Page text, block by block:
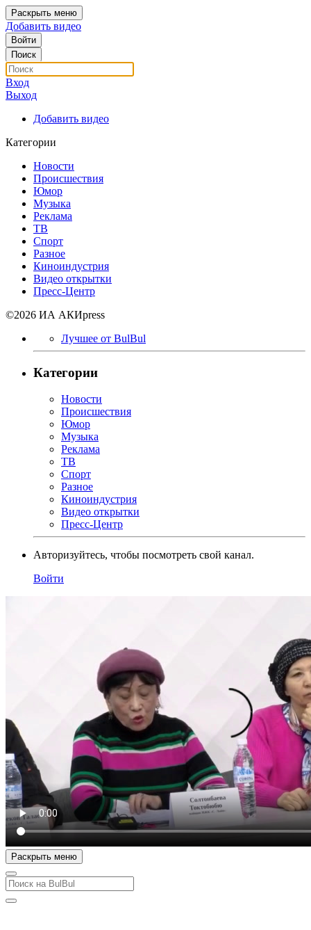
Раскрыть меню
Добавить видео
Войти
Поиск
Вход
Выход
Добавить видео
Категории
Новости
Происшествия
Юмор
Музыка
Реклама
ТВ
Спорт
Разное
Киноиндустрия
Видео открытки
Пресс-Центр
©2026 ИА АКИpress
Лучшее от BulBul
Категории
Новости
Происшествия
Юмор
Музыка
Реклама
ТВ
Спорт
Разное
Киноиндустрия
Видео открытки
Пресс-Центр
Авторизуйтесь, чтобы посмотреть свой канал.
Войти
Раскрыть меню